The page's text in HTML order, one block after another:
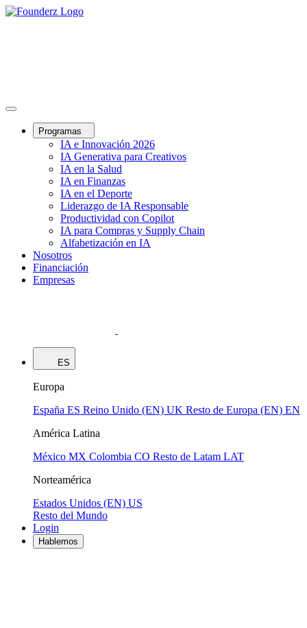
Programas
IA e Innovación 2026
IA Generativa para Creativos
IA en la Salud
IA en Finanzas
IA en el Deporte
Liderazgo de IA Responsable
Productividad con Copilot
IA para Compras y Supply Chain
Alfabetización en IA
Nosotros
Financiación
Empresas
ES
Europa
España ES Reino Unido (EN) UK Resto de Europa (EN) EN
América Latina
México MX Colombia CO Resto de Latam LAT
Norteamérica
Estados Unidos (EN) US
Resto del Mundo
Login
Hablemos